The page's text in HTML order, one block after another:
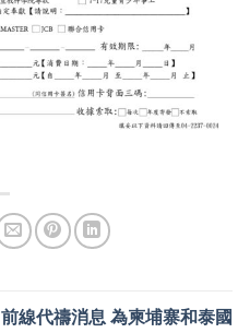
前線代禱消息 為柬埔寨和泰國